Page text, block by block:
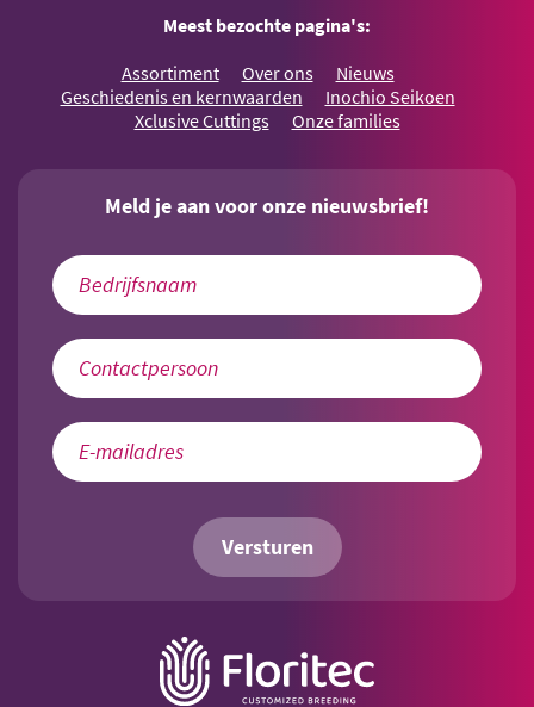
Meest bezochte pagina's:
Assortiment Over ons
Nieuws
Geschiedenis en kernwaarden
Inochio Seikoen
Xclusive Cuttings
Onze families
Meld je aan voor onze nieuwsbrief!
Versturen